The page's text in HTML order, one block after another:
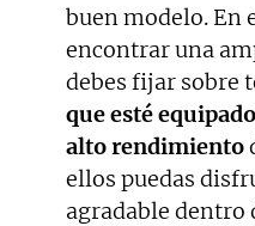
buen modelo. En
encontrar una
debes fijar sobre
que esté
alto rendimiento
ellos puedas
agradable dentro